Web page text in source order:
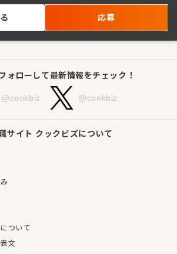
応募
ォローして最新情報をチェック！
@cookbiz @cookbiz
サイト クックビズについて
ついて
文